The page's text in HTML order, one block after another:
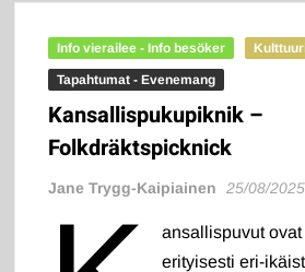
Info vierailee - Info besöker
Tapahtumat - Evenemang
Kansallispukupiknik –
Folkdräktspicknick
Jane Trygg-Kaipiainen 25/08/2025
ansallispuvut
erityisesti eri-